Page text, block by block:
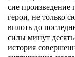
сие произведение
герои, не только
вплоть до
силы минут
история